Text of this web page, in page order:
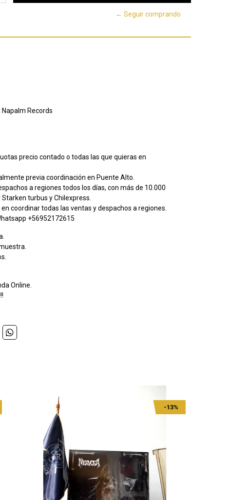
← Seguir comprando
Records
precio contado o todas las que quieras en
previa coordinación en Puente Alto.
a regiones todos los días, con más de 10.000
turbus y Chilexpress.
coordinar todas las ventas y despachos a regiones.
+56952172615
Online.
-13%